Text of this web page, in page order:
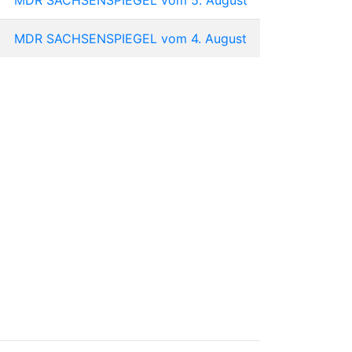
MDR SACHSENSPIEGEL vom 4. August